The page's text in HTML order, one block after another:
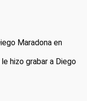
Maradona en
hizo grabar a Diego